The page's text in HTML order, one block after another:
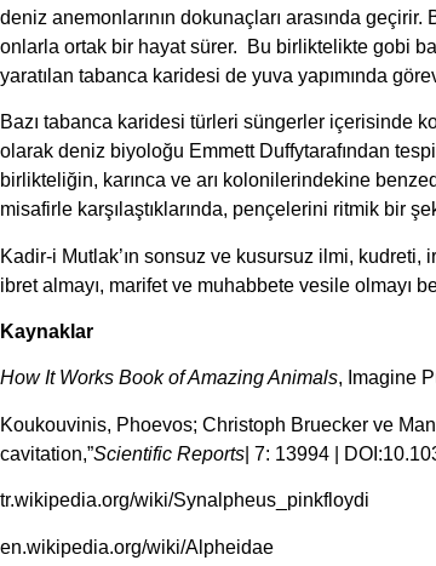
deniz anemonlarının dokunaçları arasında geçirir.
onlarla ortak bir hayat sürer. Bu birliktelikte gobi
yaratılan tabanca karidesi de yuva yapımında
Bazı tabanca karidesi türleri süngerler içerisinde
olarak deniz biyoloğu Emmett Duffytarafından
birlikteliğin, karınca ve arı kolonilerindekine
misafirle karşılaştıklarında, pençelerini ritmik bir
Kadir-i Mutlak’ın sonsuz ve kusursuz ilmi,
ibret almayı, marifet ve muhabbete vesile olmayı
Kaynaklar
How It Works Book of Amazing Animals, Imagine
Koukouvinis, Phoevos; Christoph Bruecker ve
cavitation,”Scientific Reports | 7: 13994 |
tr.wikipedia.org/wiki/Synalpheus_pinkfloydi
en.wikipedia.org/wiki/Alpheidae